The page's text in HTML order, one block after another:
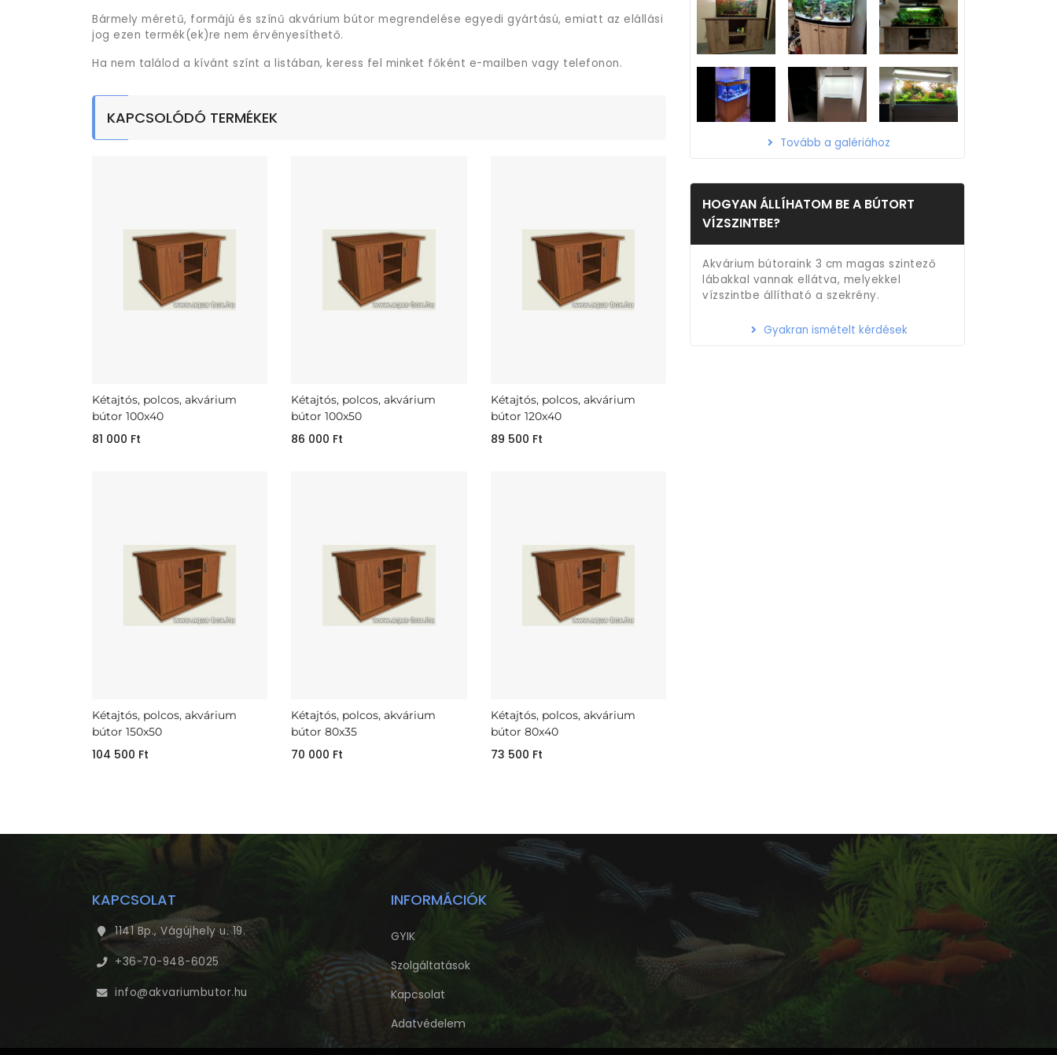
Bármely méretű, formájú és színű akvárium bútor megrendelése egyedi gyártású, emiatt az elállási
jog ezen termék(ek)re nem érvényesíthető.
Ha nem találod a kívánt színt a listában, keress fel minket főként e-mailben vagy telefonon.
KAPCSOLÓDÓ TERMÉKEK
Kétajtós, polcos, akvárium
bútor 100x40
81 000 Ft
Kétajtós, polcos, akvárium
bútor 100x50
86 000 Ft
Kétajtós, polcos, akvárium
bútor 120x40
89 500 Ft
Kétajtós, polcos, akvárium
bútor 150x50
104 500 Ft
Kétajtós, polcos, akvárium
bútor 80x35
70 000 Ft
Kétajtós, polcos, akvárium
bútor 80x40
73 500 Ft
Tovább a galériához
HOGYAN ÁLLÍHATOM BE A BÚTORT
VÍZSZINTBE?
Akvárium bútoraink 3 cm magas szintező
lábakkal vannak ellátva, melyekkel
vízszintbe állítható a szekrény.
Gyakran ismételt kérdések
KAPCSOLAT
1141 Bp., Vágújhely u. 19.
+36-70-948-6025
info@akvariumbutor.hu
INFORMÁCIÓK
GYIK
Szolgáltatások
Kapcsolat
Adatvédelem